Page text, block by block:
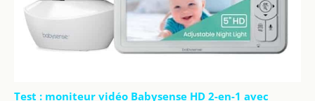
Test : moniteur vidéo Babysense HD 2-en-1 avec